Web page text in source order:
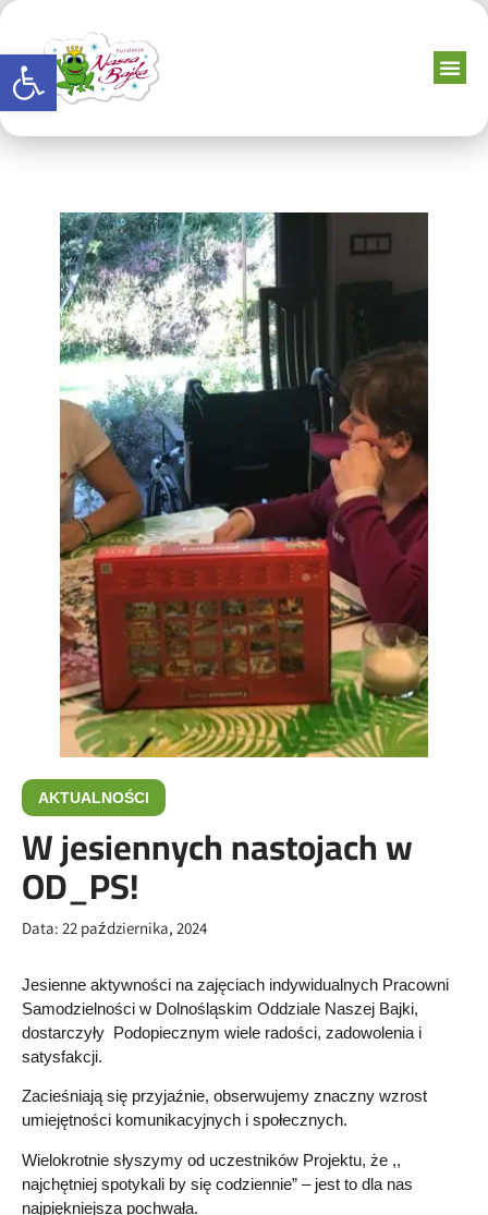
Otwórz pasek narzędzi
AKTUALNOŚCI
W jesiennych nastojach w
OD_PS!
Data: 22 października, 2024
Jesienne aktywności na zajęciach indywidualnych Pracowni
Samodzielności w Dolnośląskim Oddziale Naszej Bajki,
dostarczyły Podopiecznym wiele radości, zadowolenia i
satysfakcji.
Zacieśniają się przyjaźnie, obserwujemy znaczny wzrost
umiejętności komunikacyjnych i społecznych.
Wielokrotnie słyszymy od uczestników Projektu, że ,,
najchętniej spotykali by się codziennie” – jest to dla nas
najpiękniejsza pochwała.